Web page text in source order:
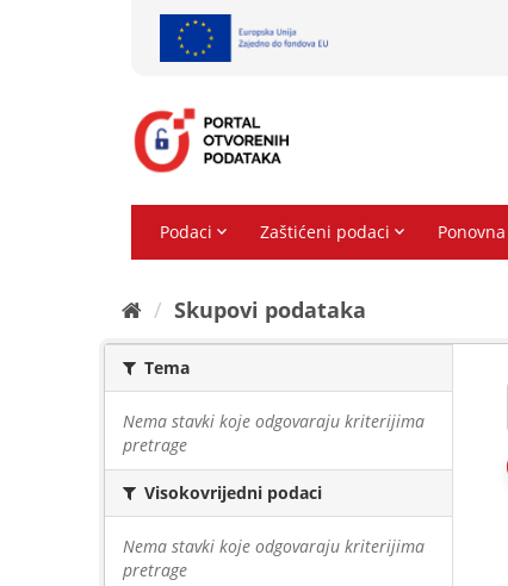
Skupovi podаtаkа
Tema
Nema stavki koje odgovaraju kriterijima
pretrage
Visokovrijedni podaci
Nema stavki koje odgovaraju kriterijima
pretrage